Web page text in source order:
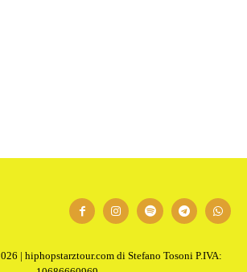
1
| hiphopstarztour.com di Stefano Tosoni P.IVA: